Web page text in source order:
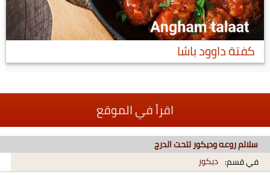
كفتة داوود باشا
اقرأ في الموقع
سلالم روعه وديكور لتحت الدرج
في قسم: ديكور